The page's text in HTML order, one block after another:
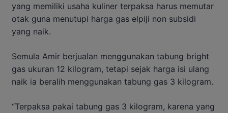
yang memiliki usaha kuliner terpaksa harus memutar
otak guna menutupi harga gas elpiji non subsidi
yang naik.
Semula Amir berjualan menggunakan tabung bright
gas ukuran 12 kilogram, tetapi sejak harga isi ulang
naik ia beralih menggunakan tabung gas 3 kilogram.
“Terpaksa pakai tabung gas 3 kilogram, karena yang